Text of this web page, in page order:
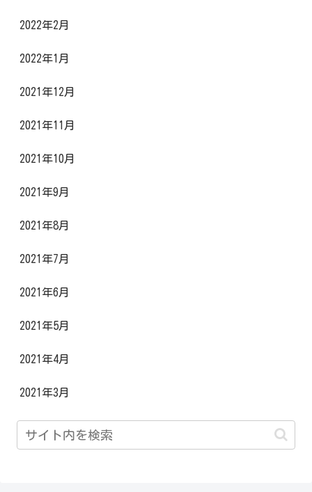
2022年2月
2022年1月
2021年12月
2021年11月
2021年10月
2021年9月
2021年8月
2021年7月
2021年6月
2021年5月
2021年4月
2021年3月